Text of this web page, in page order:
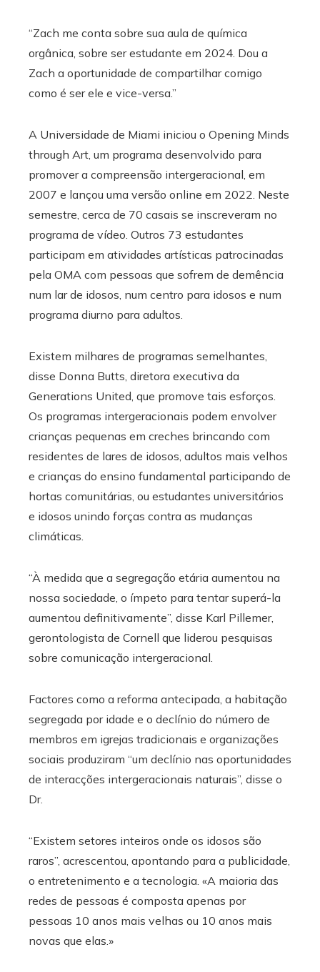
“Zach me conta sobre sua aula de química
orgânica, sobre ser estudante em 2024. Dou a
Zach a oportunidade de compartilhar comigo
como é ser ele e vice-versa.”
A Universidade de Miami iniciou o Opening Minds
through Art, um programa desenvolvido para
promover a compreensão intergeracional, em
2007 e lançou uma versão online em 2022. Neste
semestre, cerca de 70 casais se inscreveram no
programa de vídeo. Outros 73 estudantes
participam em atividades artísticas patrocinadas
pela OMA com pessoas que sofrem de demência
num lar de idosos, num centro para idosos e num
programa diurno para adultos.
Existem milhares de programas semelhantes,
disse Donna Butts, diretora executiva da
Generations United, que promove tais esforços.
Os programas intergeracionais podem envolver
crianças pequenas em creches brincando com
residentes de lares de idosos, adultos mais velhos
e crianças do ensino fundamental participando de
hortas comunitárias, ou estudantes universitários
e idosos unindo forças contra as mudanças
climáticas.
“À medida que a segregação etária aumentou na
nossa sociedade, o ímpeto para tentar superá-la
aumentou definitivamente”, disse Karl Pillemer,
gerontologista de Cornell que liderou pesquisas
sobre comunicação intergeracional.
Factores como a reforma antecipada, a habitação
segregada por idade e o declínio do número de
membros em igrejas tradicionais e organizações
sociais produziram “um declínio nas oportunidades
de interacções intergeracionais naturais”, disse o
Dr.
“Existem setores inteiros onde os idosos são
raros”, acrescentou, apontando para a publicidade,
o entretenimento e a tecnologia. «A maioria das
redes de pessoas é composta apenas por
pessoas 10 anos mais velhas ou 10 anos mais
novas que elas.»